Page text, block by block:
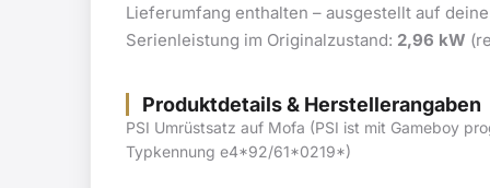
Lieferumfang enthalten – ausgestellt auf
Serienleistung im Originalzustand: 2,96 kW
Produktdetails & Herstellerangaben
PSI Umrüstsatz auf Mofa (PSI ist mit Gameboy
Typkennung e4*92/61*0219*)